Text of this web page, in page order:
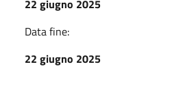
22 giugno 2025
Data fine:
22 giugno 2025